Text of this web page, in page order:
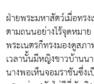
ฝ่ายพระมหาสัตว์เมื่อทร
ตามถนนอย่างไร้จุดหมา
พระเนตรก็ทรงมองดูสภ
เวลานั้นมีหญิงชาวบ้าน
นางพอเห็นจอมราชันซึ่ง